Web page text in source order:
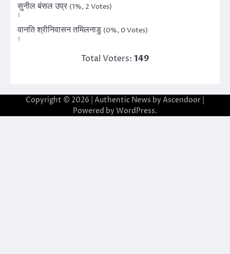
सुनील बंसल उप्र (1%, 2 Votes)
वानति श्रीनिवासन तमिलनाडु (0%, 0 Votes)
Total Voters: 149
Copyright © 2026 | Authentic News by Ascendoor
Powered by WordPress.